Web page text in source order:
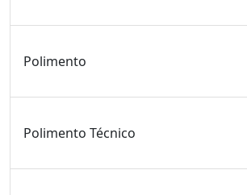
Polimento
Polimento Técnico